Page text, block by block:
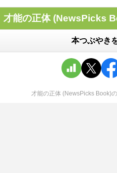
才能の正体 (NewsPicks
本つぶやき
才能の正体 (NewsPicks Book)の